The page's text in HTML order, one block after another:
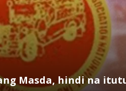
Masda, hindi na